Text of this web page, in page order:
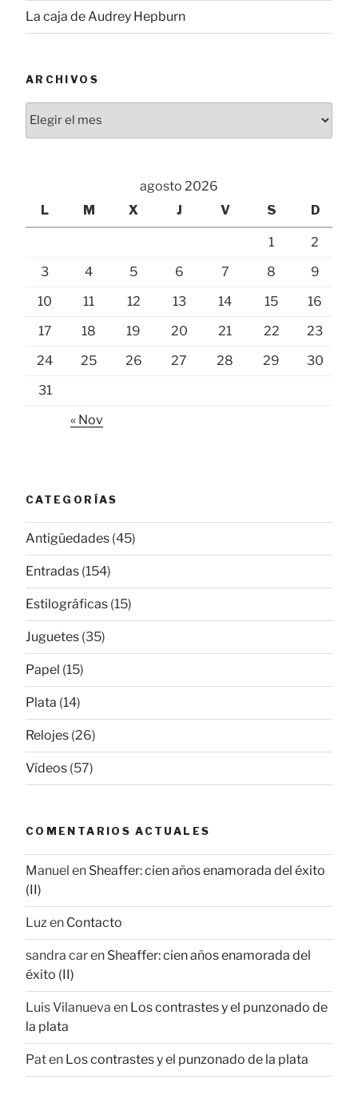
La caja de Audrey Hepburn
ARCHIVOS
agosto 2026
L
M X J V S D
1
2
3
4 5 6 7 8
9
10
11 12 13 14 15
16
17
18 19 20 21 22
23
24
25 26 27 28 29
30
31
« Nov
CATEGORÍAS
Antigüedades (45)
Entradas (154)
Estilográficas (15)
Juguetes (35)
Papel (15)
Plata (14)
Relojes (26)
Vídeos (57)
COMENTARIOS ACTUALES
Manuel en Sheaffer: cien años enamorada del éxito
(II)
Luz en Contacto
sandra caren Sheaffer: cien años enamorada del
éxito (II)
Luis Vilanueva en Los contrastes y el punzonado de
la plata
Paten Los contrastes y el punzonado de la plata